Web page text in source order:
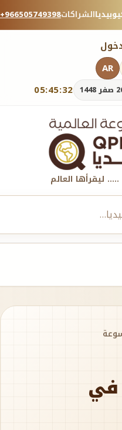
+966505749398الشراكات
05:45:33 1448
AR
ليقرأها العالم
في